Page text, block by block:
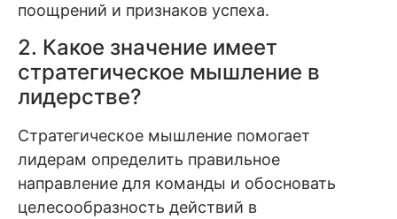
поощрений и признаков успеха.
2. Какое значение имеет
стратегическое мышление в
лидерстве?
Стратегическое мышление помогает
лидерам определить правильное
направление для команды и обосновать
целесообразность действий в